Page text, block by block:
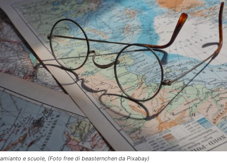
amianto e scuole, (Foto free di beasternchen da Pixabay)